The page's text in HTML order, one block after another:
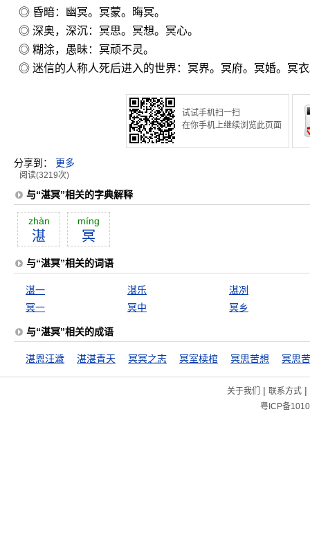
◎ 昏暗：幽冥。冥蒙。晦冥。
◎ 深奥，深沉：冥思。冥想。冥心。
◎ 糊涂，愚昧：冥顽不灵。
◎ 迷信的人称人死后进入的世界：冥界。冥府。冥婚。冥
试试手机扫一扫
在你手机上继续浏览此页面
分享到： 更多
阅读(3219次)
与“湛冥”相关的字典解释
zhàn
湛
míng
冥
与“湛冥”相关的词语
湛一 湛乐
湛冽
冥一
冥中 冥乡
与“湛冥”相关的成语
湛恩汪濊 湛湛青天 冥冥之志 冥室椟棺 冥思苦想 冥思
关于我们 | 联系方式|
粤ICP备